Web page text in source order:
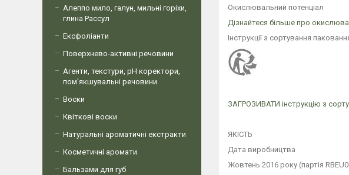
Окислювальний потенціал
Дізнайтеся більше про
Інструкції з сортування
ЗАГРОЗИВАТИ інструкцію з
ЯКІСТЬ
Дата виробництва
Жовтень 2016 року (партія
Алеппо мило, галун, мильні горіхи,
глина Рассул
Ексфоліанти
Поверхнево-активні речовини
Агенти, текстури, рН коректори,
пом'якшувальні речовини
Воски
Квіткові воски
Натуральні ароматичні екстракти
Косметичні аромати
Бальзами для губ